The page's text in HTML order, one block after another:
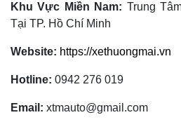
Khu Vực Miền Nam: Trung
Tại TP. Hồ Chí Minh
Website: https://xethuongmai.vn
Hotline: 0942 276 019
Email: xtmauto@gmail.com